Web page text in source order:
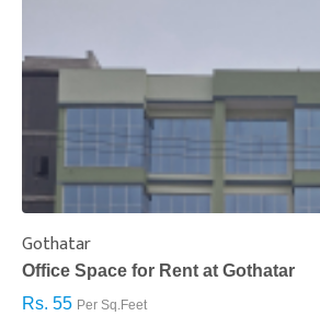
Gothatar
Office Space for Rent at Gothatar
Rs. 55 Per Sq.Feet